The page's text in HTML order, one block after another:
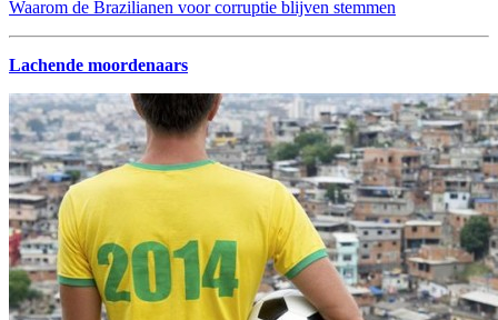
Waarom de Brazilianen voor corruptie blijven stemmen
Lachende moordenaars